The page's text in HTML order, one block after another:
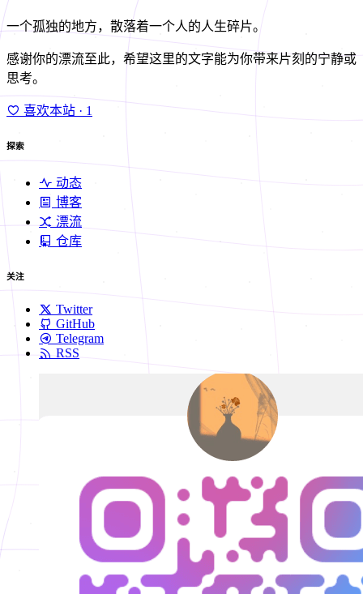
一个孤独的地方，散落着一个人的人生碎片。
感谢你的漂流至此，希望这里的文字能为你带来片刻的宁静或
思考。
喜欢本站 · 1
探索
动态
博客
漂流
仓库
关注
Twitter
GitHub
Telegram
RSS